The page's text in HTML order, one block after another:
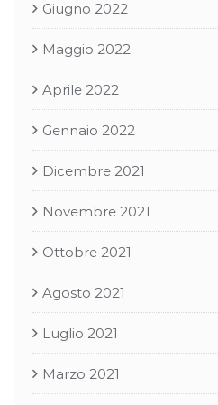
Giugno 2022
Maggio 2022
Aprile 2022
Gennaio 2022
Dicembre 2021
Novembre 2021
Ottobre 2021
Agosto 2021
Luglio 2021
Marzo 2021